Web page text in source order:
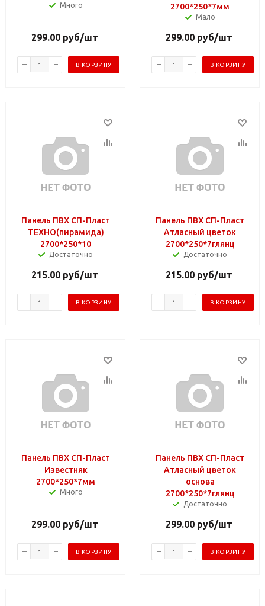
Много
299.00руб/шт
В КОРЗИНУ
2700*250*7мм
Мало
299.00руб/шт
В КОРЗИНУ
Панель ПВХ СП-Пласт
ТЕХНО(пирамида)
2700*250*10
Достаточно
215.00руб/шт
В КОРЗИНУ
Панель ПВХ СП-Пласт
Атласный цветок
2700*250*7глянц
Достаточно
215.00руб/шт
В КОРЗИНУ
Панель ПВХ СП-Пласт
Известняк
2700*250*7мм
Много
299.00руб/шт
В КОРЗИНУ
Панель ПВХ СП-Пласт
Атласный цветок
основа
2700*250*7глянц
Достаточно
299.00руб/шт
В КОРЗИНУ